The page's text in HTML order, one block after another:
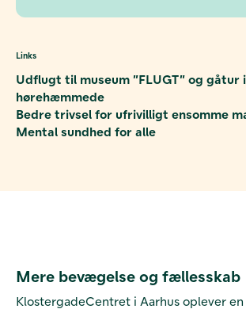
Links
Udflugt til museum ”FLUGT” og gåtur
hørehæmmede
Bedre trivsel for ufrivilligt ensomme
Mental sundhed for alle
Mere bevægelse og fællesskab
KlostergadeCentret i Aarhus oplever